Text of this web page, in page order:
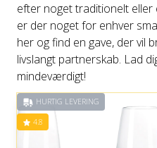
efter noget traditionelt
er der noget for enhver
her og find en gave, der
livslangt partnerskab. Lad
mindeværdigt!
HURTIG LEVERING
4.8